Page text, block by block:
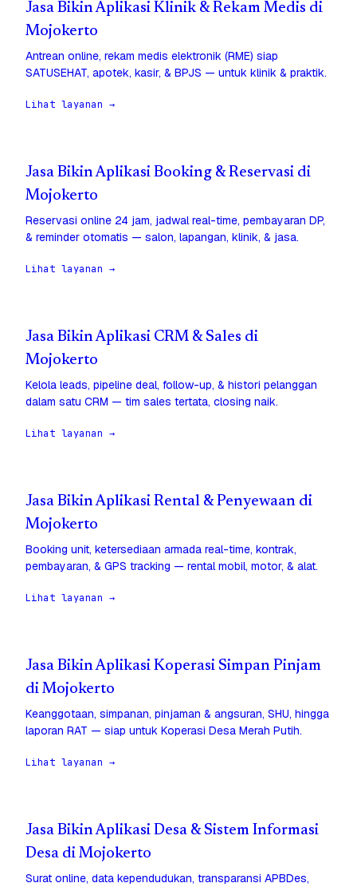
Jasa Bikin Aplikasi Klinik & Rekam Medis di
Mojokerto
Antrean online, rekam medis elektronik (RME) siap
SATUSEHAT, apotek, kasir, & BPJS — untuk klinik & praktik.
Lihat layanan →
Jasa Bikin Aplikasi Booking & Reservasi di
Mojokerto
Reservasi online 24 jam, jadwal real-time, pembayaran DP,
& reminder otomatis — salon, lapangan, klinik, & jasa.
Lihat layanan →
Jasa Bikin Aplikasi CRM & Sales di
Mojokerto
Kelola leads, pipeline deal, follow-up, & histori pelanggan
dalam satu CRM — tim sales tertata, closing naik.
Lihat layanan →
Jasa Bikin Aplikasi Rental & Penyewaan di
Mojokerto
Booking unit, ketersediaan armada real-time, kontrak,
pembayaran, & GPS tracking — rental mobil, motor, & alat.
Lihat layanan →
Jasa Bikin Aplikasi Koperasi Simpan Pinjam
di Mojokerto
Keanggotaan, simpanan, pinjaman & angsuran, SHU, hingga
laporan RAT — siap untuk Koperasi Desa Merah Putih.
Lihat layanan →
Jasa Bikin Aplikasi Desa & Sistem Informasi
Desa di Mojokerto
Surat online, data kependudukan, transparansi APBDes,